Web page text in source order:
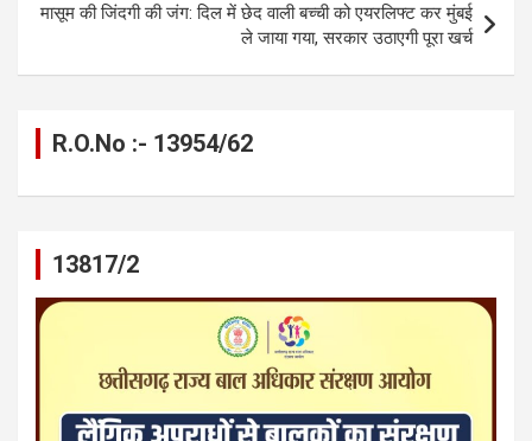
मासूम की जिंदगी की जंग: दिल में छेद वाली बच्ची को एयरलिफ्ट कर मुंबई
ले जाया गया, सरकार उठाएगी पूरा खर्च
R.O.No :- 13954/62
13817/2